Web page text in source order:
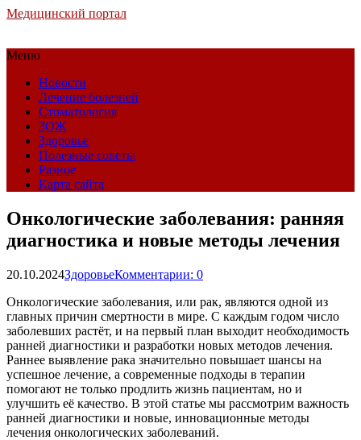
Медицинский портал
Меню
Новости
Лечение болезней
Стоматология
ЗОЖ
Здоровье
Полезные советы
Разное
Карта сайта
Онкологические заболевания: ранняя
диагностика и новые методы лечения
20.10.2024ЗдоровьеКомментарии: 0
Онкологические заболевания, или рак, являются одной из
главных причин смертности в мире. С каждым годом число
заболевших растёт, и на первый план выходит необходимость
ранней диагностики и разработки новых методов лечения.
Раннее выявление рака значительно повышает шансы на
успешное лечение, а современные подходы в терапии
помогают не только продлить жизнь пациентам, но и
улучшить её качество. В этой статье мы рассмотрим важность
ранней диагностики и новые, инновационные методы
лечения онкологических заболеваний.